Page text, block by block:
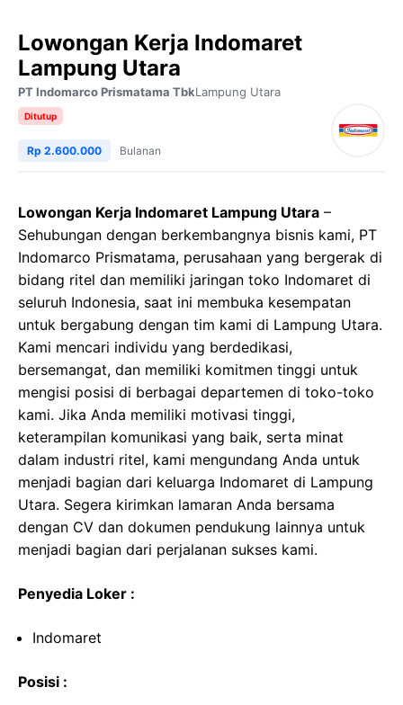
Lowongan Kerja Indomaret
Lampung Utara
PT Indomarco Prismatama TbkLampung Utara
Ditutup
Rp 2.600.000 Bulanan
Lowongan Kerja Indomaret Lampung Utara –
Sehubungan dengan berkembangnya bisnis kami, PT
Indomarco Prismatama, perusahaan yang bergerak di
bidang ritel dan memiliki jaringan toko Indomaret di
seluruh Indonesia, saat ini membuka kesempatan
untuk bergabung dengan tim kami di Lampung Utara.
Kami mencari individu yang berdedikasi,
bersemangat, dan memiliki komitmen tinggi untuk
mengisi posisi di berbagai departemen di toko-toko
kami. Jika Anda memiliki motivasi tinggi,
keterampilan komunikasi yang baik, serta minat
dalam industri ritel, kami mengundang Anda untuk
menjadi bagian dari keluarga Indomaret di Lampung
Utara. Segera kirimkan lamaran Anda bersama
dengan CV dan dokumen pendukung lainnya untuk
menjadi bagian dari perjalanan sukses kami.
Penyedia Loker :
Indomaret
Posisi :